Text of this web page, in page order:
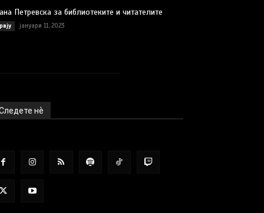
Петревска за библиотеките и читателите
јануари 11, 2023
нѐ